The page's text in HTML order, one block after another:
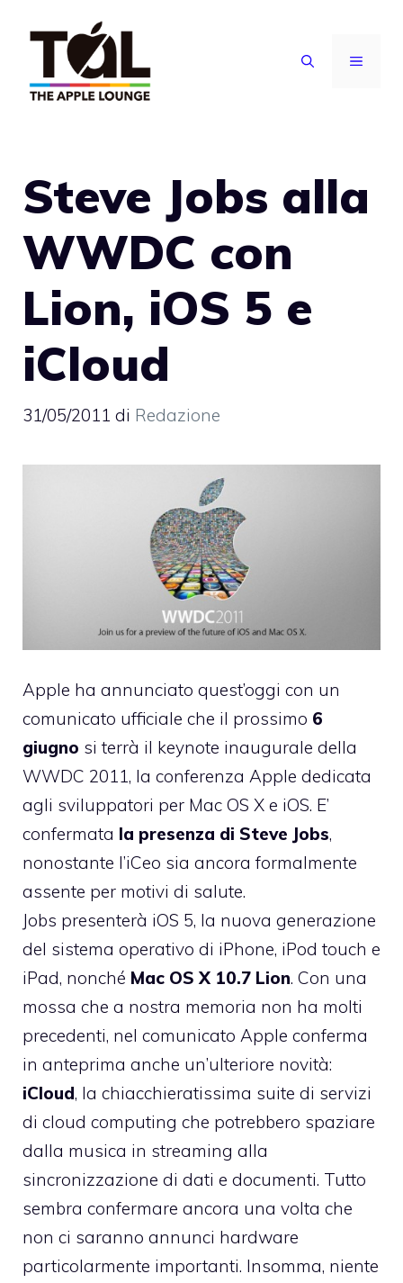
contenuto
MENU
Steve Jobs alla
WWDC con
Lion, iOS 5 e
iCloud
31/05/2011 di Redazione
Apple ha annunciato quest’oggi con un
comunicato ufficiale che il prossimo 6
giugno si terrà il keynote inaugurale della
WWDC 2011, la conferenza Apple dedicata
agli sviluppatori per Mac OS X e iOS. E’
confermata la presenza di Steve Jobs,
nonostante l’iCeo sia ancora formalmente
assente per motivi di salute.
Jobs presenterà iOS 5, la nuova generazione
del sistema operativo di iPhone, iPod touch e
iPad, nonché Mac OS X 10.7 Lion. Con una
mossa che a nostra memoria non ha molti
precedenti, nel comunicato Apple conferma
in anteprima anche un’ulteriore novità:
iCloud, la chiacchieratissima suite di servizi
di cloud computing che potrebbero spaziare
dalla musica in streaming alla
sincronizzazione di dati e documenti. Tutto
sembra confermare ancora una volta che
non ci saranno annunci hardware
particolarmente importanti. Insomma, niente